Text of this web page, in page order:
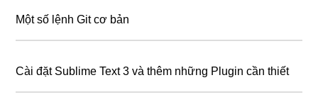
Một số lệnh Git cơ bản
Cài đặt Sublime Text 3 và thêm những Plugin cần thiết